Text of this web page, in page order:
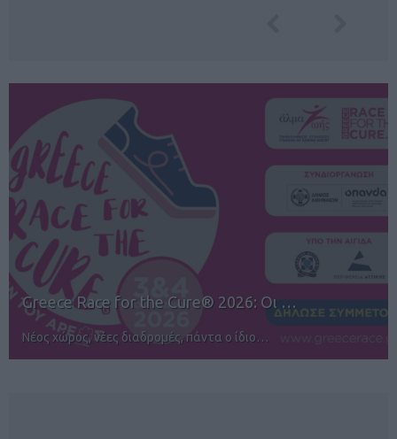
12ος TUI Rhodes Marathon: Άνοιγμα ε…
Αγώνες για όλους στην Ρόδο